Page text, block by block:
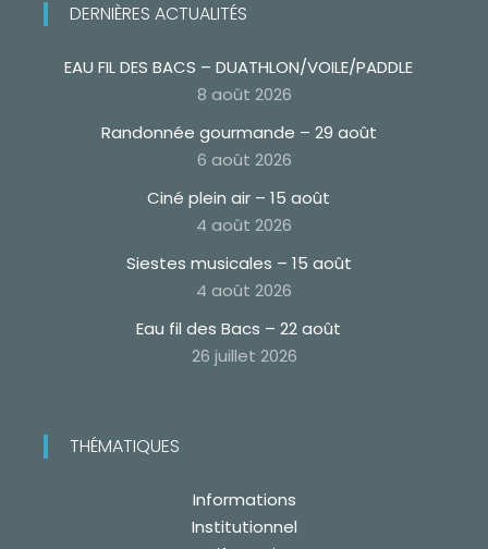
DERNIÈRES ACTUALITÉS
EAU FIL DES BACS – DUATHLON/VOILE/PADDLE
8 août 2026
Randonnée gourmande – 29 août
6 août 2026
Ciné plein air – 15 août
4 août 2026
Siestes musicales – 15 août
4 août 2026
Eau fil des Bacs – 22 août
26 juillet 2026
THÉMATIQUES
Informations
Institutionnel